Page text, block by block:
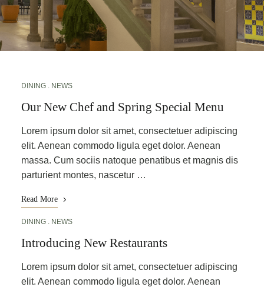
DINING NEWS
Our New Chef and Spring Special Menu
Lorem ipsum dolor sit amet, consectetuer adipiscing
elit. Aenean commodo ligula eget dolor. Aenean
massa. Cum sociis natoque penatibus et magnis dis
parturient montes, nascetur …
Read More
DINING NEWS
Introducing New Restaurants
Lorem ipsum dolor sit amet, consectetuer adipiscing
elit. Aenean commodo ligula eget dolor. Aenean